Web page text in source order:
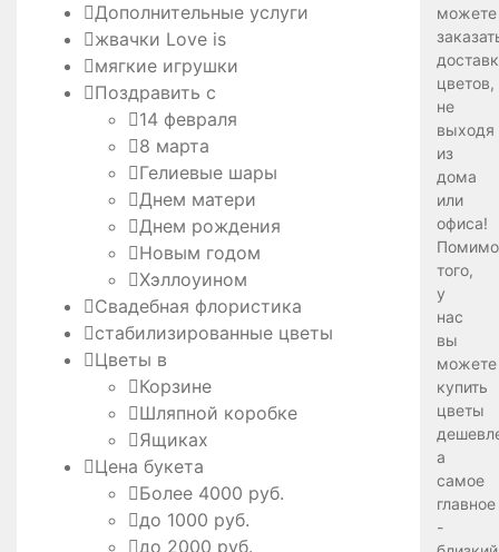
Дополнительные услуги
жвачки Love is
мягкие игрушки
Поздравить с
14 февраля
8 марта
Гелиевые шары
Днем матери
Днем рождения
Новым годом
Хэллоуином
Свадебная флористика
стабилизированные цветы
Цветы в
Корзине
Шляпной коробке
Ящиках
Цена букета
Более 4000 руб.
до 1000 руб.
до 2000 руб.
можете
цветов,
не
выходя
из
дома
или
офиса!
Помимо
того,
у
нас
вы
можете
купить
цветы
а
самое
главное
-